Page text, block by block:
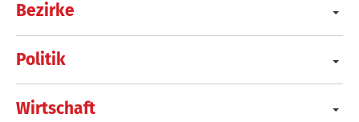
Bezirke
Politik
Wirtschaft